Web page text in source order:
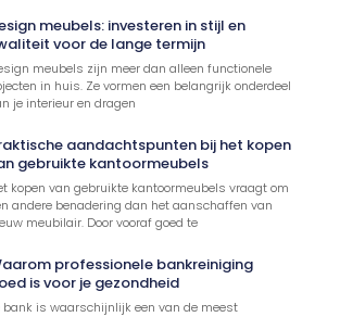
meubels: investeren in stijl en
voor de lange termijn
meubels zijn meer dan alleen functionele
in huis. Ze vormen een belangrijk onderdeel
je interieur en dragen
aandachtspunten bij het kopen
gebruikte kantoormeubels
kopen van gebruikte kantoormeubels vraagt om
andere benadering dan het aanschaffen van
meubilair. Door vooraf goed te
professionele bankreiniging
is voor je gezondheid
bank is waarschijnlijk een van de meest